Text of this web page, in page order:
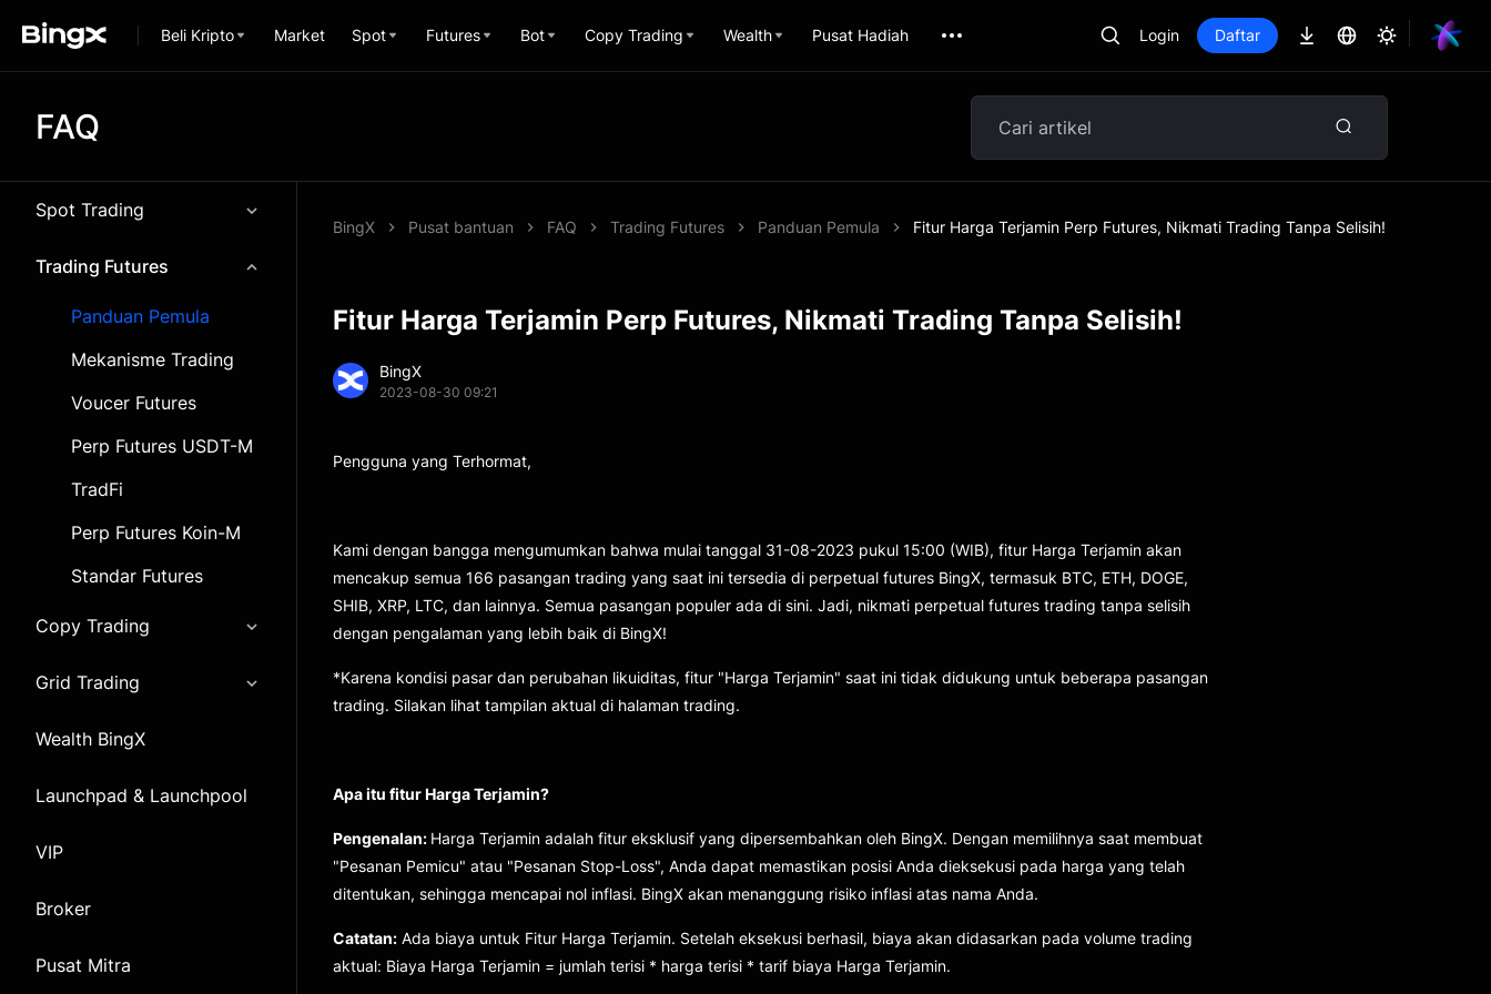
Beli Kripto Market Spot Futures Bot Copy Trading Wealth Pusat Hadiah Login Daftar
FAQ
Spot Trading
Trading Futures
Panduan Pemula
Mekanisme Trading
Voucer Futures
Perp Futures USDT-M
TradFi
Perp Futures Koin-M
Standar Futures
Copy Trading
Grid Trading
Wealth BingX
Launchpad & Launchpool
VIP
Broker
Pusat Mitra
BingX Pusat bantuan FAQ Trading Futures Panduan Pemula Fitur Harga Terjamin Perp Futures, Nikmati Trading Tanpa Selisih!
Fitur Harga Terjamin Perp Futures, Nikmati Trading Tanpa Selisih!
BingX
2023-08-30 09:21
Pengguna yang Terhormat,
Kami dengan bangga mengumumkan bahwa mulai tanggal 31-08-2023 pukul 15:00 (WIB), fitur Harga Terjamin akan
mencakup semua 166 pasangan trading yang saat ini tersedia di perpetual futures BingX, termasuk BTC, ETH, DOGE,
SHIB, XRP, LTC, dan lainnya. Semua pasangan populer ada di sini. Jadi, nikmati perpetual futures trading tanpa selisih
dengan pengalaman yang lebih baik di BingX!
*Karena kondisi pasar dan perubahan likuiditas, fitur "Harga Terjamin" saat ini tidak didukung untuk beberapa pasangan
trading. Silakan lihat tampilan aktual di halaman trading.
Apa itu fitur Harga Terjamin?
Pengenalan: Harga Terjamin adalah fitur eksklusif yang dipersembahkan oleh BingX. Dengan memilihnya saat membuat
"Pesanan Pemicu" atau "Pesanan Stop-Loss", Anda dapat memastikan posisi Anda dieksekusi pada harga yang telah
ditentukan, sehingga mencapai nol inflasi. BingX akan menanggung risiko inflasi atas nama Anda.
Catatan: Ada biaya untuk Fitur Harga Terjamin. Setelah eksekusi berhasil, biaya akan didasarkan pada volume trading
aktual: Biaya Harga Terjamin = jumlah terisi * harga terisi * tarif biaya Harga Terjamin.